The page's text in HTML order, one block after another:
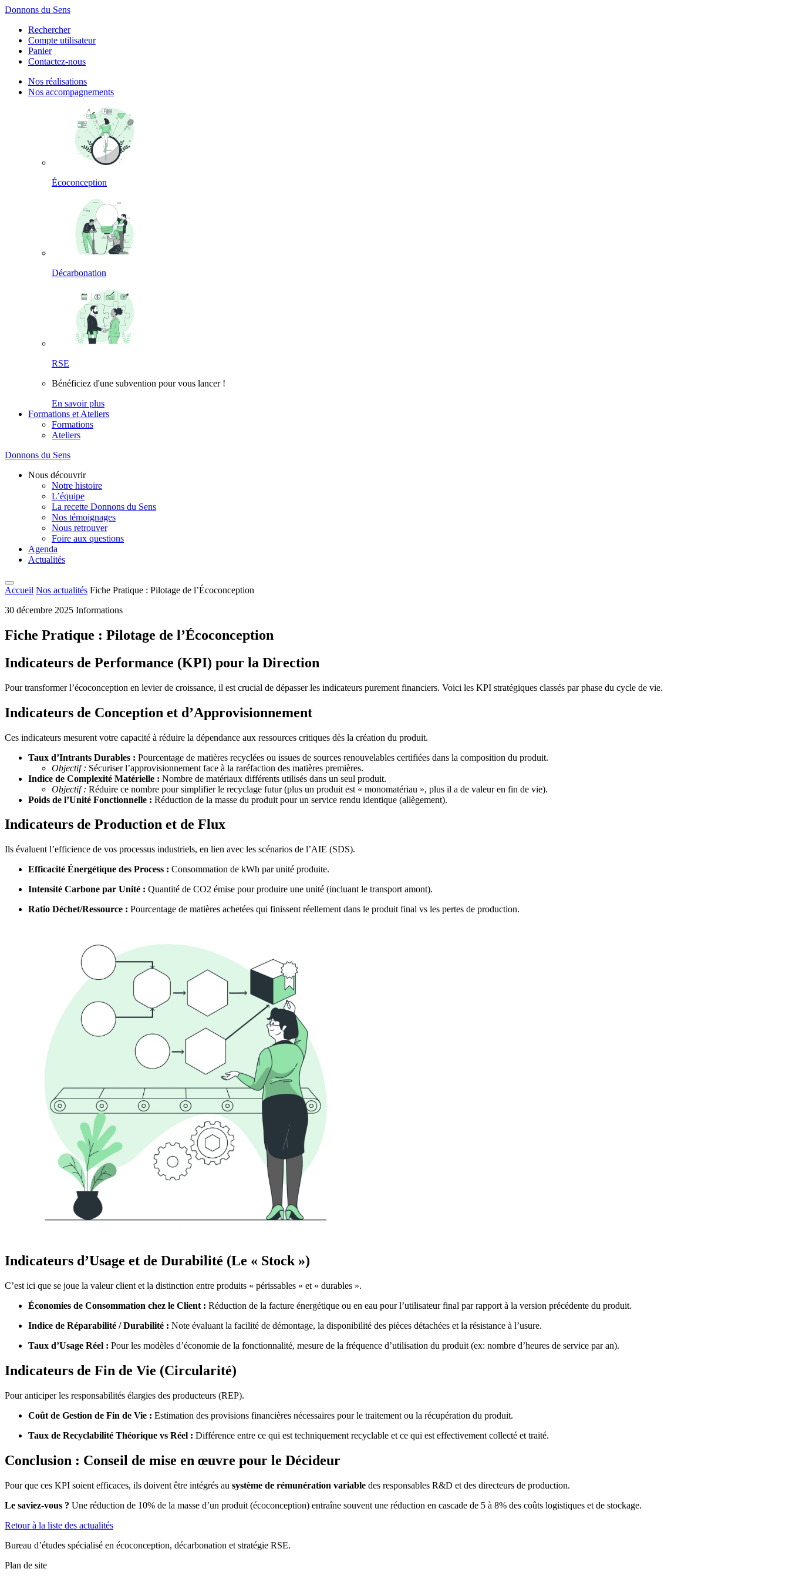
Panneau de gestion des cookies
Donnons du Sens
Rechercher
Compte utilisateur
Panier
Contactez-nous
Nos réalisations
Nos accompagnements
Écoconception
Décarbonation
RSE
Bénéficiez d'une subvention pour vous lancer !
En savoir plus
Formations et Ateliers
Formations
Ateliers
Donnons du Sens
Nous découvrir
Notre histoire
L’équipe
La recette Donnons du Sens
Nos témoignages
Nous retrouver
Foire aux questions
Agenda
Actualités
Accueil Nos actualités Fiche Pratique : Pilotage de l’Écoconception
30 décembre 2025 Informations
Fiche Pratique : Pilotage de l’Écoconception
Indicateurs de Performance (KPI) pour la Direction
Pour transformer l’écoconception en levier de croissance, il est crucial de dépasser les indicateurs purement financiers. Voici les KPI stratégiques classés par phase du cycle de vie.
Indicateurs de Conception et d’Approvisionnement
Ces indicateurs mesurent votre capacité à réduire la dépendance aux ressources critiques dès la création du produit.
Taux d’Intrants Durables : Pourcentage de matières recyclées ou issues de sources renouvelables certifiées dans la composition du produit.
Objectif : Sécuriser l’approvisionnement face à la raréfaction des matières premières.
Indice de Complexité Matérielle : Nombre de matériaux différents utilisés dans un seul produit.
Objectif : Réduire ce nombre pour simplifier le recyclage futur (plus un produit est « monomatériau », plus il a de valeur en fin de vie).
Poids de l’Unité Fonctionnelle : Réduction de la masse du produit pour un service rendu identique (allègement).
Indicateurs de Production et de Flux
Ils évaluent l’efficience de vos processus industriels, en lien avec les scénarios de l’AIE (SDS).
Efficacité Énergétique des Process : Consommation de kWh par unité produite.
Intensité Carbone par Unité : Quantité de CO2 émise pour produire une unité (incluant le transport amont).
Ratio Déchet/Ressource : Pourcentage de matières achetées qui finissent réellement dans le produit final vs les pertes de production.
Indicateurs d’Usage et de Durabilité (Le « Stock »)
C’est ici que se joue la valeur client et la distinction entre produits « périssables » et « durables ».
Économies de Consommation chez le Client : Réduction de la facture énergétique ou en eau pour l’utilisateur final par rapport à la version précédente du produit.
Indice de Réparabilité / Durabilité : Note évaluant la facilité de démontage, la disponibilité des pièces détachées et la résistance à l’usure.
Taux d’Usage Réel : Pour les modèles d’économie de la fonctionnalité, mesure de la fréquence d’utilisation du produit (ex: nombre d’heures de service par an).
Indicateurs de Fin de Vie (Circularité)
Pour anticiper les responsabilités élargies des producteurs (REP).
Coût de Gestion de Fin de Vie : Estimation des provisions financières nécessaires pour le traitement ou la récupération du produit.
Taux de Recyclabilité Théorique vs Réel : Différence entre ce qui est techniquement recyclable et ce qui est effectivement collecté et traité.
Conclusion : Conseil de mise en œuvre pour le Décideur
Pour que ces KPI soient efficaces, ils doivent être intégrés au système de rémunération variable des responsables R&D et des directeurs de production.
Le saviez-vous ? Une réduction de 10% de la masse d’un produit (écoconception) entraîne souvent une réduction en cascade de 5 à 8% des coûts logistiques et de stockage.
Retour à la liste des actualités
Bureau d’études spécialisé en écoconception, décarbonation et stratégie RSE.
Plan de site